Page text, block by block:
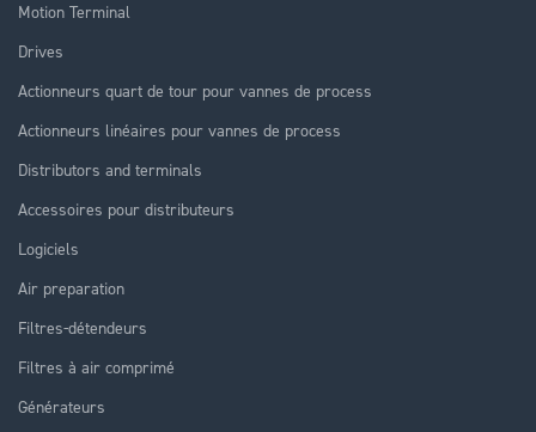
Motion Terminal
Drives
Actionneurs quart de tour pour vannes de process
Actionneurs linéaires pour vannes de process
Distributors and terminals
Accessoires pour distributeurs
Logiciels
Air preparation
Filtres-détendeurs
Filtres à air comprimé
Générateurs